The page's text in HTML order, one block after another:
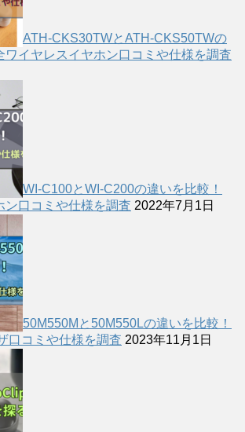
ATH-CKS30TWとATH-CKS50TWの
ワイヤレスイヤホン口コミや仕様を調査
WI-C100とWI-C200の違いを比較！
ン口コミや仕様を調査 2022年7月1日
50M550Mと50M550Lの違いを比較！
口コミや仕様を調査 2023年11月1日